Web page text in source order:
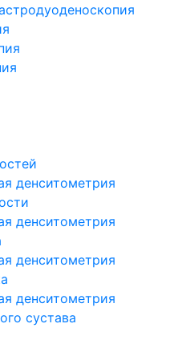
денситометрия
денситометрия
денситометрия
денситометрия
сустава